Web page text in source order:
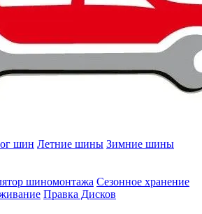
шин Летние шины Зимние шины
шиномонтажа Сезонное хранение
Правка Дисков